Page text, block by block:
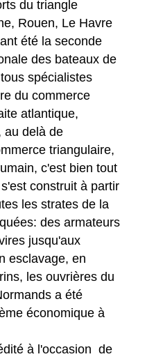
du triangle
Rouen, Le Havre
été la seconde
des bateaux de
spécialistes
du commerce
atlantique,
au delà de
triangulaire,
c'est bien tout
construit à partir
les strates de la
des armateurs
jusqu'aux
esclavage, en
les ouvrières du
a été
économique à
à l'occasion de